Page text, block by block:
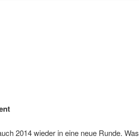
2014 wieder in eine neue Runde. Was